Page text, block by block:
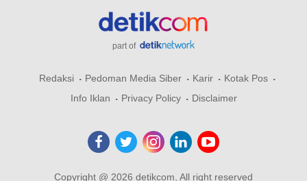
part of
Redaksi Pedoman Media Siber Karir
Kotak Pos
Info Iklan
Privacy Policy Disclaimer
Copyright @ 2026 detikcom, All right reserved